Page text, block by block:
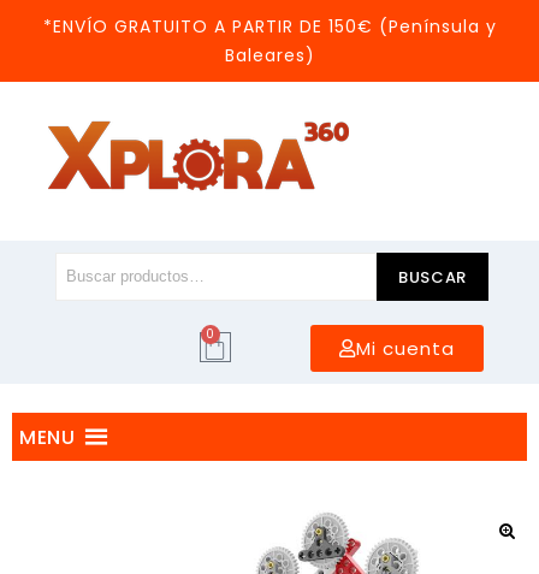
*ENVÍO GRATUITO A PARTIR DE 150€ (Península y
Baleares)
BUSCAR
0
Mi cuenta
MENU